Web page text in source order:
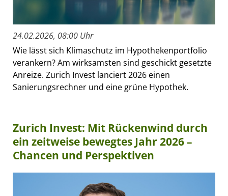
24.02.2026, 08:00 Uhr
Wie lässt sich Klimaschutz im Hypothekenportfolio
verankern? Am wirksamsten sind geschickt gesetzte
Anreize. Zurich Invest lanciert 2026 einen
Sanierungsrechner und eine grüne Hypothek.
Zurich Invest: Mit Rückenwind durch
ein zeitweise bewegtes Jahr 2026 –
Chancen und Perspektiven